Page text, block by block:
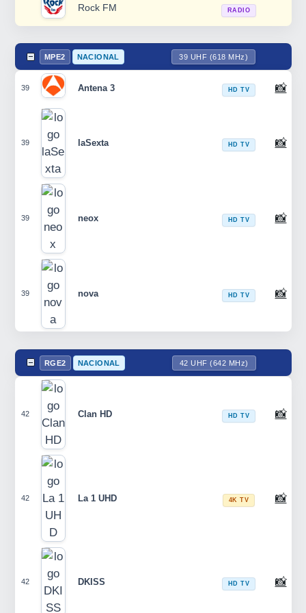
Rock FM RADIO
MPE2 NACIONAL 39 UHF (618 MHz)
39 Antena 3 HD TV 📸
39 laSexta HD TV 📸
39 neox HD TV 📸
39 nova HD TV 📸
RGE2 NACIONAL 42 UHF (642 MHz)
42 Clan HD HD TV 📸
42 La 1 UHD 4K TV 📸
42 DKISS HD TV 📸